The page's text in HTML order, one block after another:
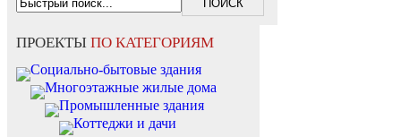
ПРОЕКТЫ ПО КАТЕГОРИЯМ
Социально-бытовые здания
Многоэтажные жилые дома
Промышленные здания
Коттеджи и дачи